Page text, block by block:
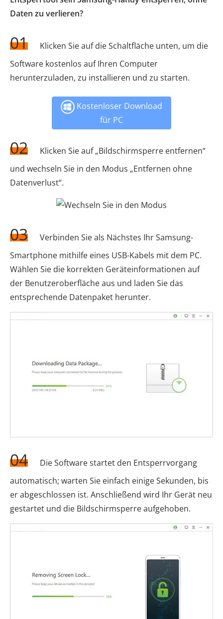
Daten zu verlieren?
01
Klicken Sie auf die Schaltfläche unten, um die
Software kostenlos auf Ihren Computer
herunterzuladen, zu installieren und zu starten.
Kostenloser Download
für PC
02
Klicken Sie auf „Bildschirmsperre entfernen“
und wechseln Sie in den Modus „Entfernen ohne
Datenverlust“.
03
Verbinden Sie als Nächstes Ihr Samsung-
Smartphone mithilfe eines USB-Kabels mit dem PC.
Wählen Sie die korrekten Geräteinformationen auf
der Benutzeroberfläche aus und laden Sie das
entsprechende Datenpaket herunter.
04
Die Software startet den Entsperrvorgang
automatisch; warten Sie einfach einige Sekunden, bis
er abgeschlossen ist. Anschließend wird Ihr Gerät neu
gestartet und die Bildschirmsperre aufgehoben.